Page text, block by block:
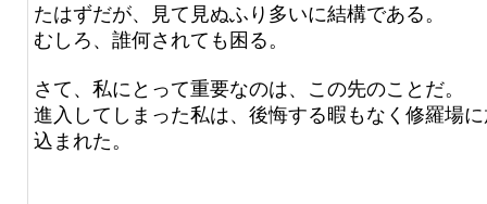
たはずだが、見て見ぬふり多いに結構である。
むしろ、誰何されても困る。
さて、私にとって重要なのは、この先のことだ。
進入してしまった私は、後悔する暇もなく修羅場
込まれた。